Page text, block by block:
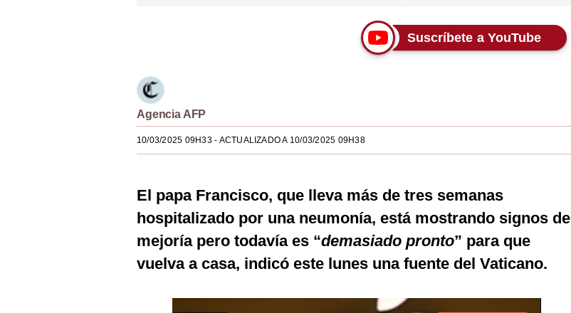
Suscríbete a YouTube
Agencia AFP
10/03/2025 09H33- ACTUALIZADO A 10/03/2025 09H38
El papa Francisco, que lleva más de tres semanas
hospitalizado por una neumonía, está mostrando signos de
mejoría pero todavía es “demasiado pronto” para que
vuelva a casa, indicó este lunes una fuente del Vaticano.